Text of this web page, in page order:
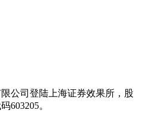
公司登陆上海证券效果所，股
603205。